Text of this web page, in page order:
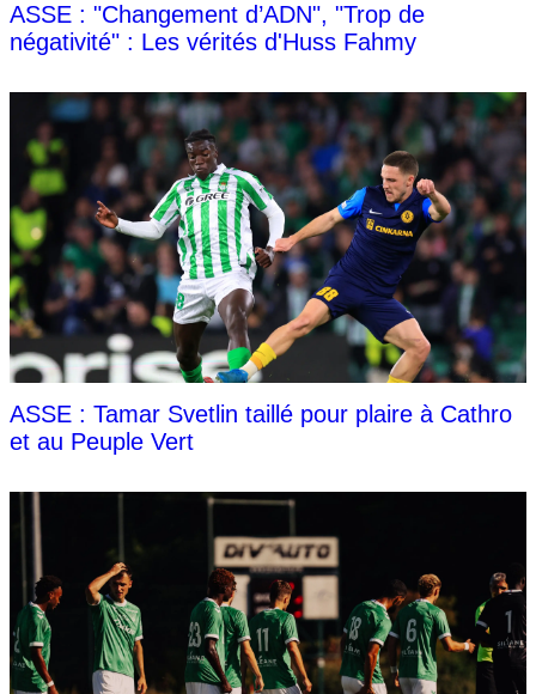
ASSE : "Changement d’ADN", "Trop de
négativité" : Les vérités d'Huss Fahmy
ASSE : Tamar Svetlin taillé pour plaire à Cathro
et au Peuple Vert